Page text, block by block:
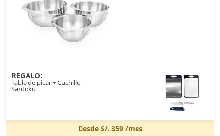
REGALO:
Tabla de picar + Cuchillo
Santoku
Desde S/. 359/mes